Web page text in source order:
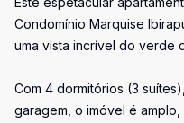
Condomínio Marquise
uma vista incrível do verde
Com 4 dormitórios (3
garagem, o imóvel é